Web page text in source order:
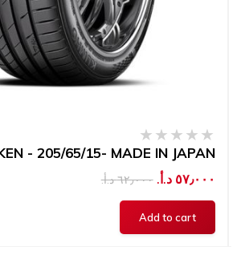
- 205/65/15- MADE IN JAPAN
٦٢٫٠٠٠ د.أ.‏ ٥٧٫٠٠٠ د.أ.‏